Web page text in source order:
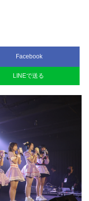
Facebook
LINEで送る